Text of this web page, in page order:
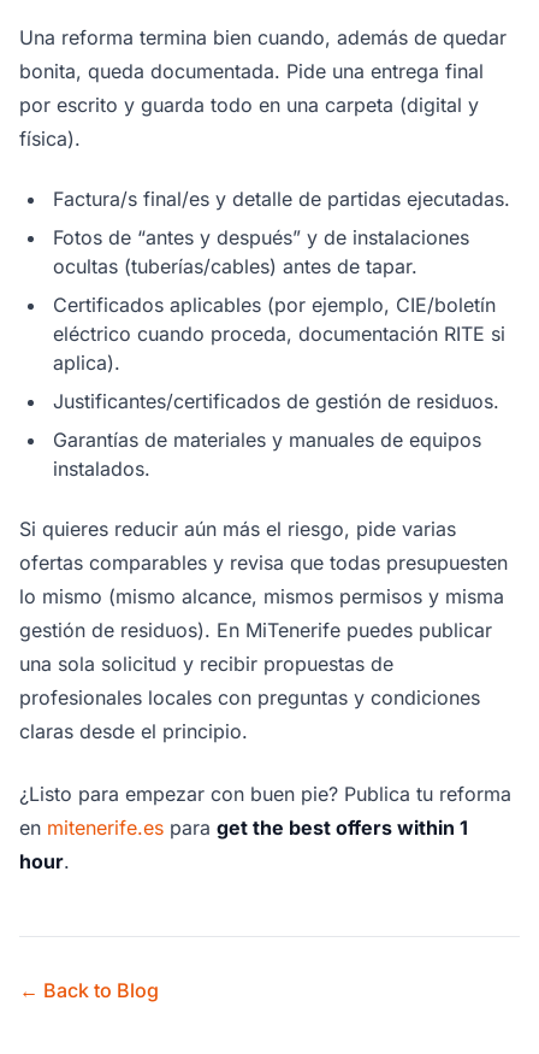
Una reforma termina bien cuando, además de quedar
bonita, queda documentada. Pide una entrega final
por escrito y guarda todo en una carpeta (digital y
física).
Factura/s final/es y detalle de partidas ejecutadas.
Fotos de “antes y después” y de instalaciones
ocultas (tuberías/cables) antes de tapar.
Certificados aplicables (por ejemplo, CIE/boletín
eléctrico cuando proceda, documentación RITE si
aplica).
Justificantes/certificados de gestión de residuos.
Garantías de materiales y manuales de equipos
instalados.
Si quieres reducir aún más el riesgo, pide varias
ofertas comparables y revisa que todas presupuesten
lo mismo (mismo alcance, mismos permisos y misma
gestión de residuos). En MiTenerife puedes publicar
una sola solicitud y recibir propuestas de
profesionales locales con preguntas y condiciones
claras desde el principio.
¿Listo para empezar con buen pie? Publica tu reforma
en mitenerife.es para get the best offers within 1
hour.
← Back to Blog